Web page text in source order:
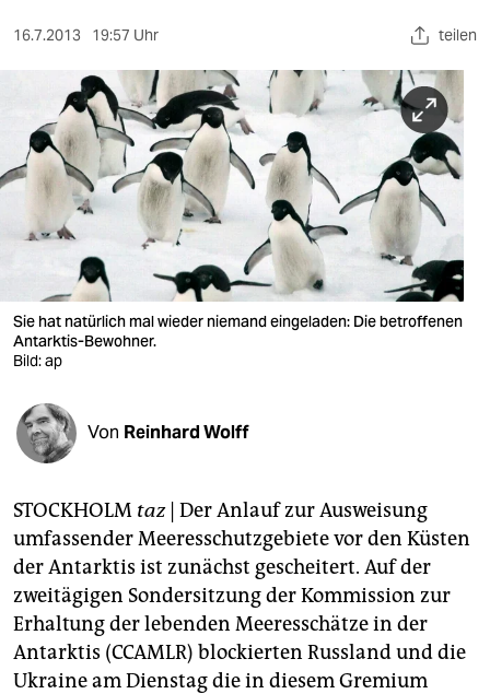
berlin
nord
wahrheit
verlag
veranstaltungen
fragen & hilfe
abo
genossenschaft
epaper login
16.7.2013 19:57 Uhr teilen
Sie hat natürlich mal wieder niemand eingeladen: Die betroffenen
Antarktis-Bewohner.
Bild: ap
Von Reinhard Wolff
STOCKHOLM taz | Der Anlauf zur Ausweisung
umfassender Meeresschutzgebiete vor den Küsten
der Antarktis ist zunächst gescheitert. Auf der
zweitägigen Sondersitzung der Kommission zur
Erhaltung der lebenden Meeresschätze in der
Antarktis (CCAMLR) blockierten Russland und die
Ukraine am Dienstag die in diesem Gremium